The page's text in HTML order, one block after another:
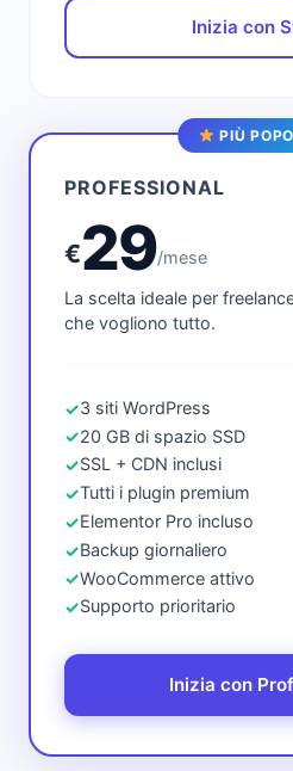
Inizia con
PIÙ
PROFESSIONAL
€29/mese
La scelta ideale per
che vogliono tutto.
✓3 siti WordPress
✓20 GB di spazio SSD
✓SSL + CDN inclusi
✓Tutti i plugin premium
✓Elementor Pro incluso
✓Backup giornaliero
✓WooCommerce attivo
✓Supporto prioritario
Inizia con